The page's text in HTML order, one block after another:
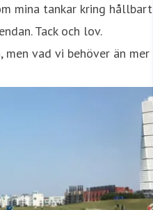
mina tankar kring hållbart
Tack och lov.
men vad vi behöver än mer